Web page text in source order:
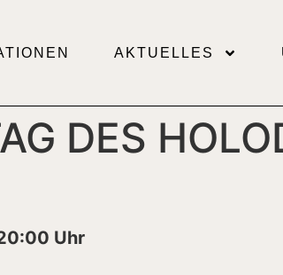
AKTUELLES
DES
Uhr